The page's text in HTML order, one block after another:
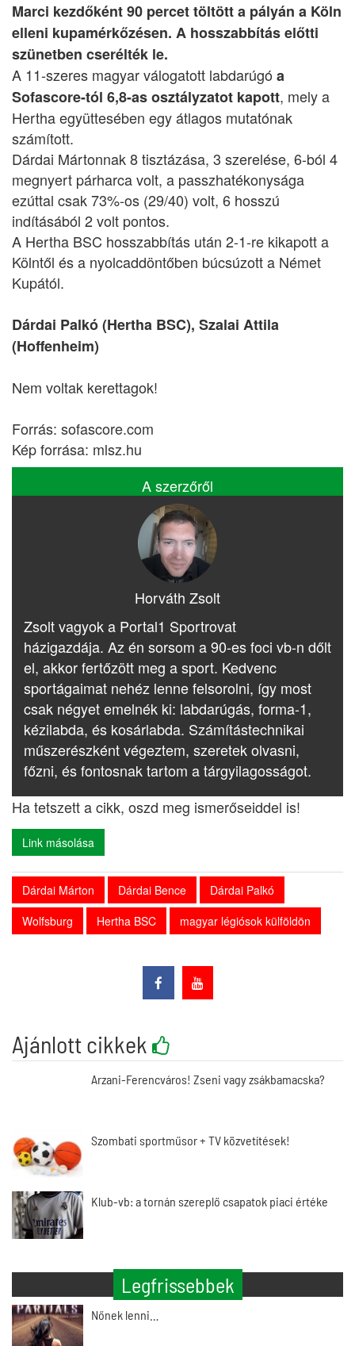
Marci kezdőként 90 percet töltött a pályán a Köln
elleni kupamérkőzésen. A hosszabbítás előtti
szünetben cserélték le.
A 11-szeres magyar válogatott labdarúgó a
Sofascore-tól 6,8-as osztályzatot kapott, mely a
Hertha együttesében egy átlagos mutatónak
számított.
Dárdai Mártonnak 8 tisztázása, 3 szerelése, 6-ból 4
megnyert párharca volt, a passzhatékonysága
ezúttal csak 73%-os (29/40) volt, 6 hosszú
indításából 2 volt pontos.
A Hertha BSC hosszabbítás után 2-1-re kikapott a
Kölntől és a nyolcaddöntőben búcsúzott a Német
Kupától.
Dárdai Palkó (Hertha BSC), Szalai Attila
(Hoffenheim)
Nem voltak kerettagok!
Forrás: sofascore.com
Kép forrása: mlsz.hu
A szerzőről
Horváth Zsolt
Zsolt vagyok a Portal1 Sportrovat
házigazdája. Az én sorsom a 90-es foci vb-n dőlt
el, akkor fertőzött meg a sport. Kedvenc
sportágaimat nehéz lenne felsorolni, így most
csak négyet emelnék ki: labdarúgás, forma-1,
kézilabda, és kosárlabda. Számítástechnikai
műszerészként végeztem, szeretek olvasni,
főzni, és fontosnak tartom a tárgyilagosságot.
Ha tetszett a cikk, oszd meg ismerőseiddel is!
Link másolása
Dárdai Márton Dárdai Bence
Dárdai Palkó
Wolfsburg
Hertha BSC magyar légiósok külföldön
Ajánlott cikkek
Arzani-Ferencváros! Zseni vagy zsákbamacska?
Szombati sportműsor + TV közvetítések!
Klub-vb: a tornán szereplő csapatok piaci értéke
Legfrissebbek
Nőnek lenni…